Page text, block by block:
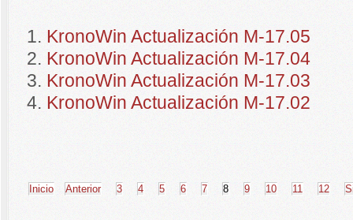
KronoWin Actualización M-17.05
KronoWin Actualización M-17.04
KronoWin Actualización M-17.03
KronoWin Actualización M-17.02
Inicio Anterior 3 4 5 6 7 8 9 10 11 12